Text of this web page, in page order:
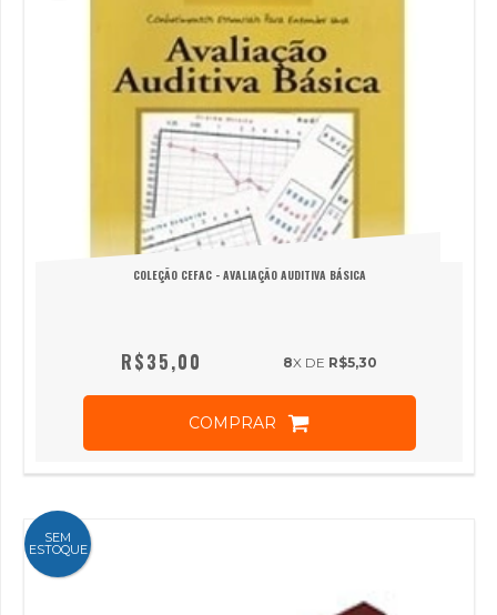
COLEÇÃO CEFAC - AVALIAÇÃO AUDITIVA BÁSICA
R$35,00 8X DE R$5,30
COMPRAR
SEM
ESTOQUE